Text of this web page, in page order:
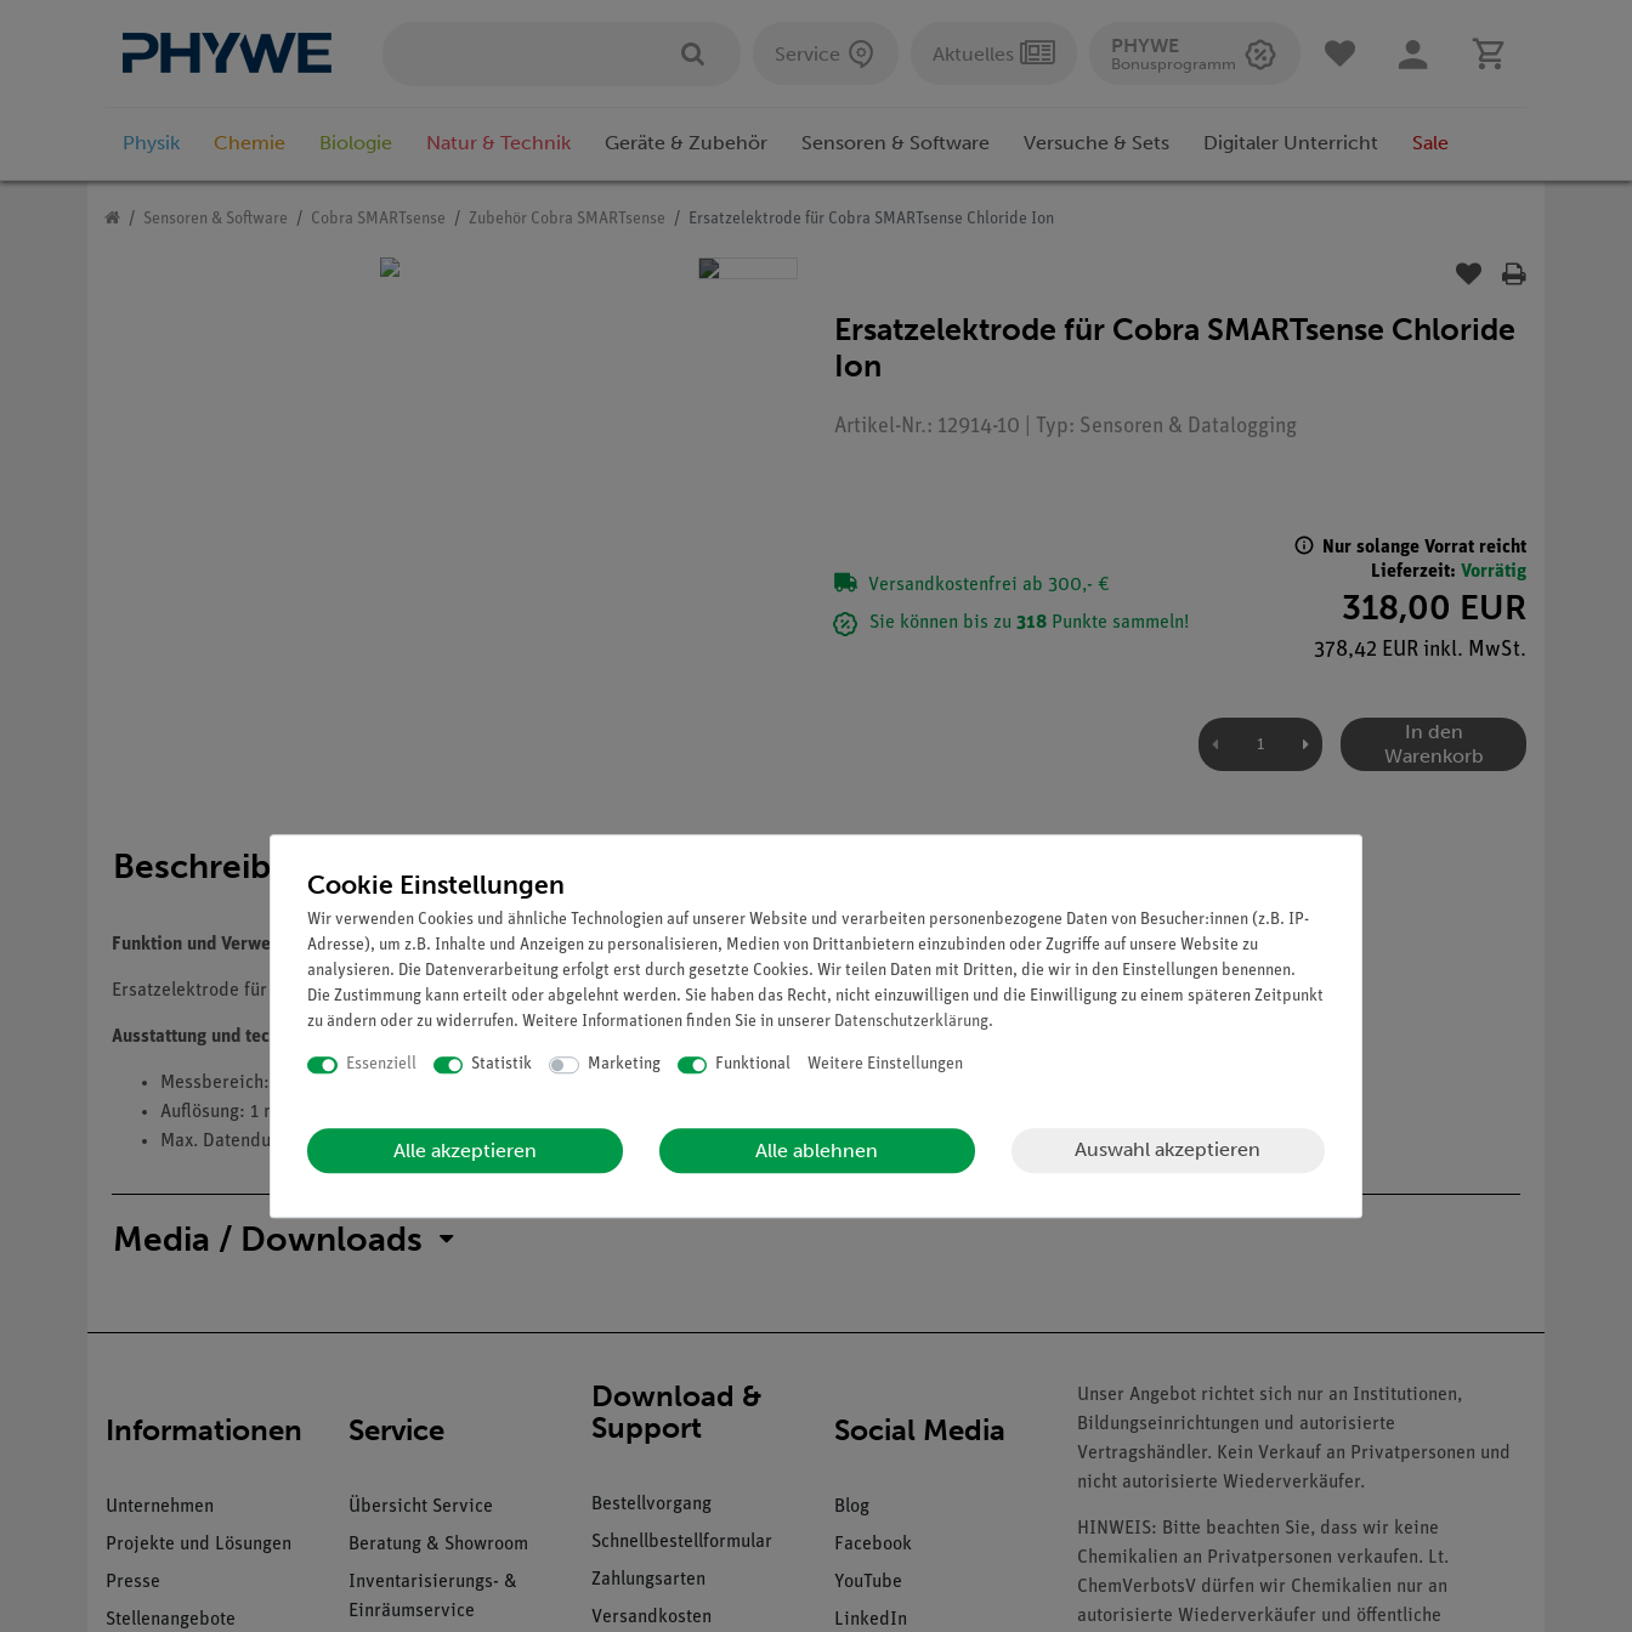
Service Aktuelles PHYWE
Bonusprogramm
Physik Chemie Biologie Natur & Technik Geräte & Zubehör Sensoren & Software Versuche & Sets Digitaler Unterricht Sale
Sensoren & Software Cobra SMARTsense Zubehör Cobra SMARTsense Ersatzelektrode für Cobra SMARTsense Chloride Ion
Ersatzelektrode für Cobra SMARTsense Chloride
Ion
Artikel-Nr.: 12914-10 | Typ: Sensoren & Datalogging
Versandkostenfrei ab 300,- €
Sie können bis zu 318 Punkte sammeln!
Nur solange Vorrat reicht
Lieferzeit: Vorrätig
318,00 EUR
378,42 EUR inkl. MwSt.
In den
Warenkorb
Beschreibung
Funktion und Verwendung
Ersatzelektrode für die Nutzung mit dem Sensor Cobra SMARTsense Chloride Ion.
Ausstattung und technische Daten
Messbereich: 1,8 ... 3550 mg/l
Auflösung: 1 mg/l
Max. Datendurchsatzrate: 10 Hz
Media / Downloads
Informationen
Unternehmen
Projekte und Lösungen
Presse
Stellenangebote
Service
Übersicht Service
Beratung & Showroom
Inventarisierungs- &
Einräumservice
Download &
Support
Bestellvorgang
Schnellbestellformular
Zahlungsarten
Versandkosten
Social Media
Blog
Facebook
YouTube
LinkedIn
Unser Angebot richtet sich nur an Institutionen,
Bildungseinrichtungen und autorisierte
Vertragshändler. Kein Verkauf an Privatpersonen und
nicht autorisierte Wiederverkäufer.
HINWEIS: Bitte beachten Sie, dass wir keine
Chemikalien an Privatpersonen verkaufen. Lt.
ChemVerbotsV dürfen wir Chemikalien nur an
autorisierte Wiederverkäufer und öffentliche
Cookie Einstellungen
Wir verwenden Cookies und ähnliche Technologien auf unserer Website und verarbeiten personenbezogene Daten von Besucher:innen (z.B. IP-
Adresse), um z.B. Inhalte und Anzeigen zu personalisieren, Medien von Drittanbietern einzubinden oder Zugriffe auf unsere Website zu
analysieren. Die Datenverarbeitung erfolgt erst durch gesetzte Cookies. Wir teilen Daten mit Dritten, die wir in den Einstellungen benennen.
Die Zustimmung kann erteilt oder abgelehnt werden. Sie haben das Recht, nicht einzuwilligen und die Einwilligung zu einem späteren Zeitpunkt
zu ändern oder zu widerrufen. Weitere Informationen finden Sie in unserer Daten­schutz­erklärung.
Essenziell Statistik Marketing Funktional Weitere Einstellungen
Alle akzeptieren Alle ablehnen Auswahl akzeptieren